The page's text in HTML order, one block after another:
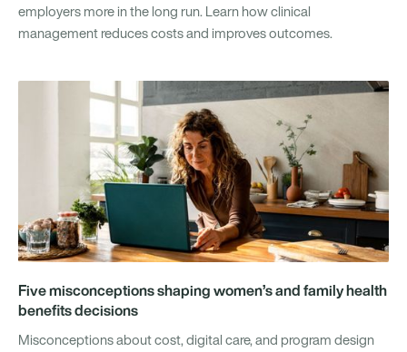
employers more in the long run. Learn how clinical
management reduces costs and improves outcomes.
Five misconceptions shaping women’s and family health
benefits decisions
Misconceptions about cost, digital care, and program design